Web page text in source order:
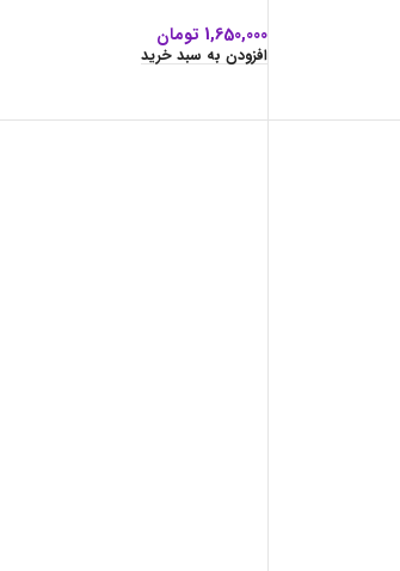
1,650,000 تومان
افزودن به سبد خرید